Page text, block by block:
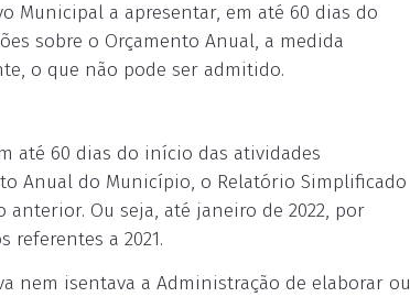
Municipal a apresentar, em até 60 dias do
sobre o Orçamento Anual, a medida
o que não pode ser admitido.
até 60 dias do início das atividades
Anual do Município, o Relatório Simplificado
anterior. Ou seja, até janeiro de 2022, por
referentes a 2021.
nem isentava a Administração de elaborar ou